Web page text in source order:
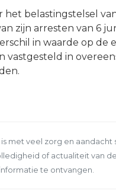
belastingstelsel
zijn arresten van 6
in waarde op de
vastgesteld in
met veel zorg en aandacht
of actualiteit van
te ontvangen.